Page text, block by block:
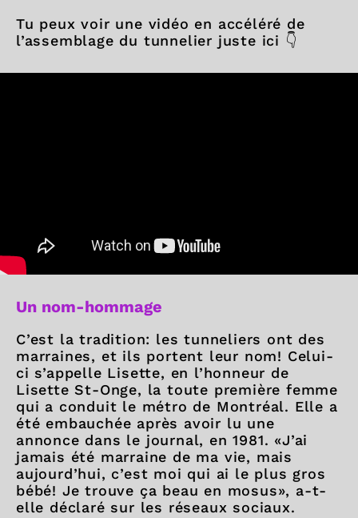
Tu peux voir une vidéo en accéléré de
l’assemblage du tunnelier juste ici 👇
Un nom-hommage
C’est la tradition: les tunneliers ont des
marraines, et ils portent leur nom! Celui-
ci s’appelle Lisette, en l’honneur de
Lisette St-Onge, la toute première femme
qui a conduit le métro de Montréal. Elle a
été embauchée après avoir lu une
annonce dans le journal, en 1981. «J’ai
jamais été marraine de ma vie, mais
aujourd’hui, c’est moi qui ai le plus gros
bébé! Je trouve ça beau en mosus», a-t-
elle déclaré sur les réseaux sociaux.